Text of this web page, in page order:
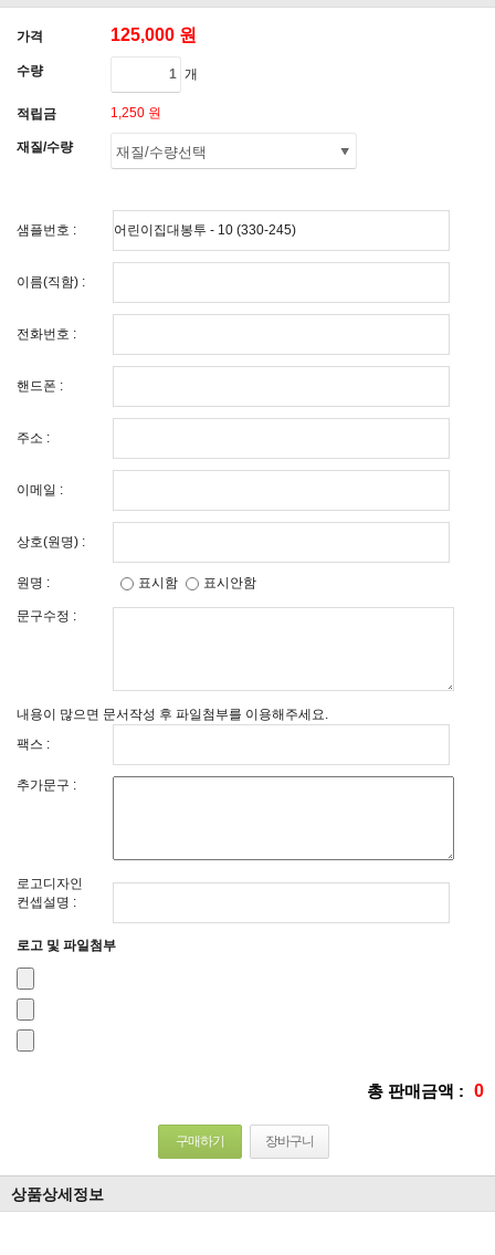
가격 125,000 원
수량 개
적립금 1,250 원
재질/수량
샘플번호 :
이름(직함) :
전화번호 :
핸드폰 :
주소 :
이메일 :
상호(원명) :
원명 : 표시함 표시안함
문구수정 :
내용이 많으면 문서작성 후 파일첨부를 이용해주세요.
팩스 :
추가문구 :
로고디자인
컨셉설명 :
로고 및 파일첨부
총 판매금액 : 0
구매하기 장바구니
상품상세정보